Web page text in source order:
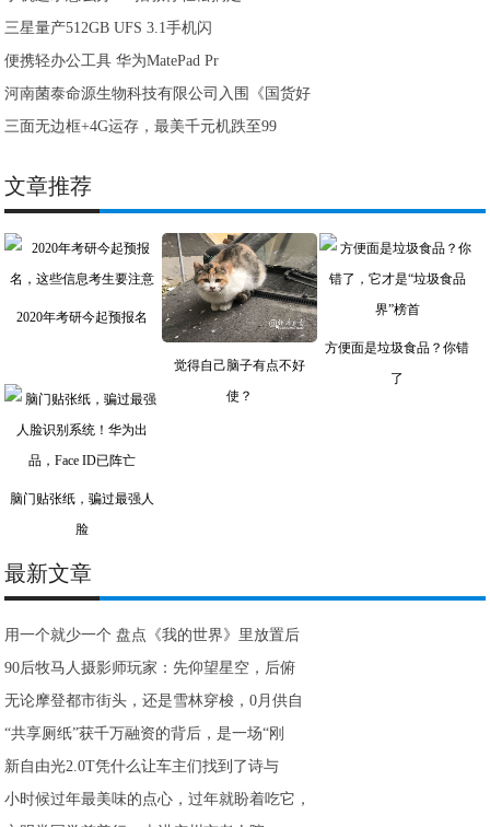
三星量产512GB UFS 3.1手机闪
便携轻办公工具 华为MatePad Pr
河南菌泰命源生物科技有限公司入围《国货好
三面无边框+4G运存，最美千元机跌至99
文章推荐
2020年考研今起预报名
觉得自己脑子有点不好
使？
方便面是垃圾食品？你错
了
脑门贴张纸，骗过最强人
脸
最新文章
用一个就少一个 盘点《我的世界》里放置后
90后牧马人摄影师玩家：先仰望星空，后俯
无论摩登都市街头，还是雪林穿梭，0月供自
“共享厕纸”获千万融资的背后，是一场“刚
新自由光2.0T凭什么让车主们找到了诗与
小时候过年最美味的点心，过年就盼着吃它，